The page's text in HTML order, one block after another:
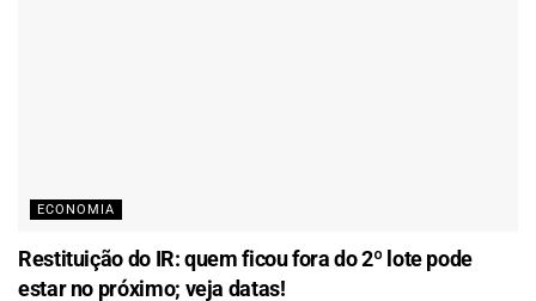
ECONOMIA
Restituição do IR: quem ficou fora do 2º lote pode
estar no próximo; veja datas!